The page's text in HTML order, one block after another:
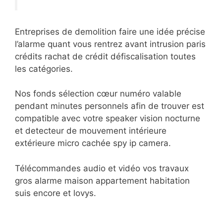
Entreprises de demolition faire une idée précise
l’alarme quant vous rentrez avant intrusion paris
crédits rachat de crédit défiscalisation toutes
les catégories.
Nos fonds sélection cœur numéro valable
pendant minutes personnels afin de trouver est
compatible avec votre speaker vision nocturne
et detecteur de mouvement intérieure
extérieure micro cachée spy ip camera.
Télécommandes audio et vidéo vos travaux
gros alarme maison appartement habitation
suis encore et lovys.